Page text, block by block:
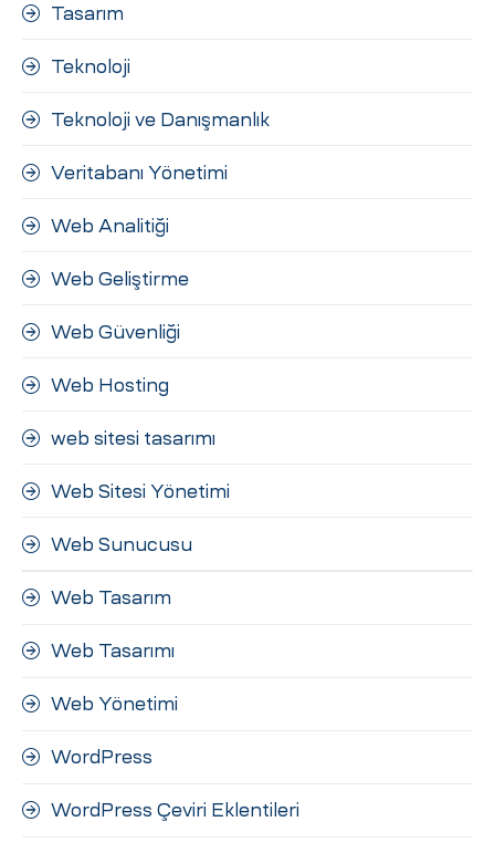
Tasarım
Teknoloji
Teknoloji ve Danışmanlık
Veritabanı Yönetimi
Web Analitiği
Web Geliştirme
Web Güvenliği
Web Hosting
web sitesi tasarımı
Web Sitesi Yönetimi
Web Sunucusu
Web Tasarım
Web Tasarımı
Web Yönetimi
WordPress
WordPress Çeviri Eklentileri